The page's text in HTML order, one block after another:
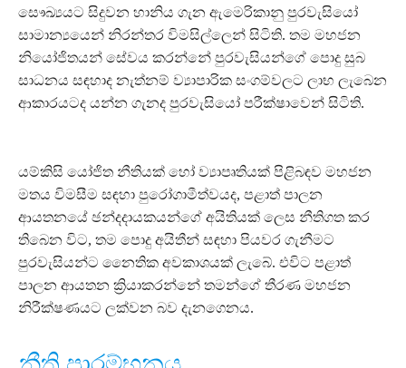
සෞඛ්‍යයට සිදුවන හානිය ගැන ඇමෙරිකානු පුරවැසියෝ
සාමාන්‍යයෙන් නිරන්තර විමසිල්ලෙන් සිටිති. තම මහජන
නියෝජිතයන් සේවය කරන්නේ පුරවැසියන්ගේ පොදු සුබ
සාධනය සඳහාද නැත්නම් ව්‍යාපාරික සංගම්වලට ලාභ ලැබෙන
ආකාරයටද යන්න ගැනද පුරවැසියෝ පරීක්ෂාවෙන් සිටිති.
යම්කිසි යෝජිත නීතියක් හෝ ව්‍යාපෘතියක් පිළිබඳව මහජන
මතය විමසීම සඳහා පුරෝගාමීත්වයද, පළාත් පාලන
ආයතනයේ ඡන්දදායකයන්ගේ අයිතියක් ලෙස නීතිගත කර
තිබෙන විට, තම පොදු අයිතීන් සඳහා පියවර ගැනීමට
පුරවැසියන්ට නෛතික අවකාශයක් ලැබේ. එවිට පළාත්
පාලන ආයතන ක්‍රියාකරන්නේ තමන්ගේ තීරණ මහජන
නිරීක්ෂණයට ලක්වන බව දැනගෙනය.